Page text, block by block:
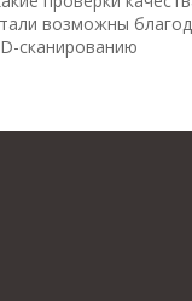
возможны
сканированию